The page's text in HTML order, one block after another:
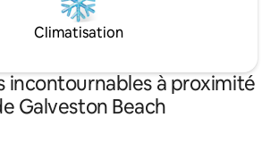
Climatisation
incontournables à proximité
Galveston Beach